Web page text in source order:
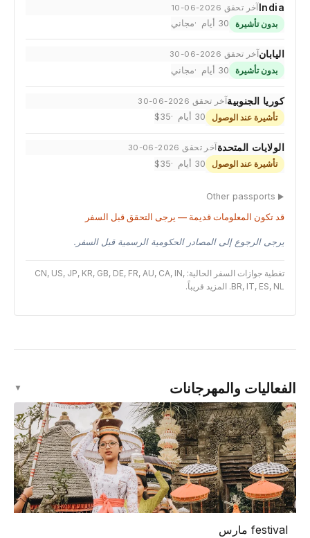
Indiaآخر تحقق 2026-06-10
بدون تأشيرة 30 أيام مجاني
اليابان آخر تحقق 2026-06-30
بدون تأشيرة 30 أيام مجاني
كوريا الجنوبيةآخر تحقق 2026-06-30
تأشيرة عند الوصول 30 أيام $35
الولايات المتحدة آخر تحقق 2026-06-30
تأشيرة عند الوصول 30 أيام $35
Other passports
قد تكون المعلومات قديمة — يرجى التحقق قبل السفر
يرجى الرجوع إلى المصادر الحكومية الرسمية قبل السفر.
تغطية جوازات السفر الحالية: CN, US, JP, KR, GB, DE, FR, AU, CA, IN,
BR, IT, ES, NL. المزيد قريباً.
الفعاليات والمهرجانات ▼
festival مارس